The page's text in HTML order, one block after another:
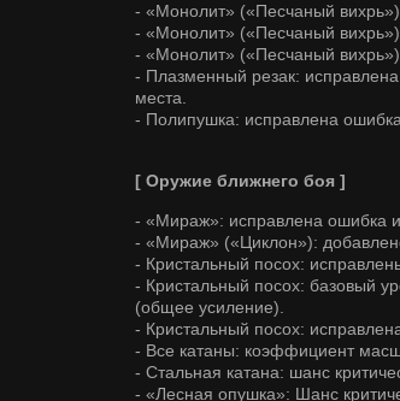
- «Монолит» («Песчаный
- «Монолит» («Песчаный
- «Монолит» («Песчаный
- Плазменный резак:
места.
- Полипушка: исправлена
[ Оружие ближнего боя ]
- «Мираж»: исправлена ошибка
- «Мираж» («Циклон»):
- Кристальный посох:
- Кристальный посох: базовый
(общее усиление).
- Кристальный посох:
- Все катаны: коэффициент
- Стальная катана: шанс
- «Лесная опушка»: Шанс